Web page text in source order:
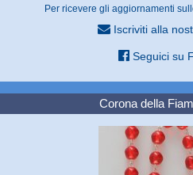
Per ricevere gli aggiornamenti
Iscriviti alla
Seguici su
Corona della